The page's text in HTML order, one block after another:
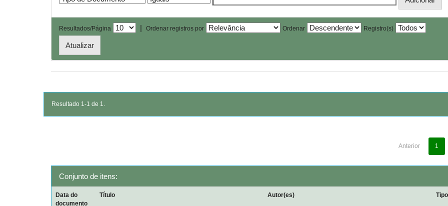
Resultados/Página | Ordenar registros por Ordenar Registro(s)
Resultado 1-1 de 1.
Anterior 1
Conjunto de itens:
Data do
documento
Título Autor(es) Tipo